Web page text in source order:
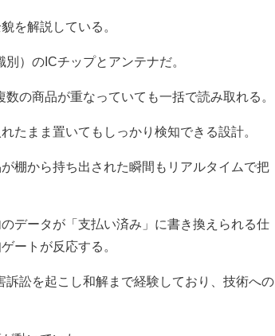
を解説している。
）のICチップとアンテナだ。
の商品が重なっていても一括で読み取れる。
たまま置いてもしっかり検知できる設計。
棚から持ち出された瞬間もリアルタイムで把
データが「支払い済み」に書き換えられる仕
ートが反応する。
訟を起こし和解まで経験しており、技術への